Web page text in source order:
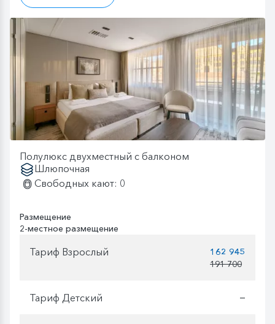
Полулюкс двухместный с балконом
Шлюпочная
Свободных кают: 0
Размещение
2-местное размещение
Тариф Взрослый
162 945
191 700
Тариф Детский —